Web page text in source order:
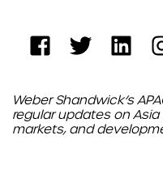
Weber Shandwick’s
regular updates on
markets, and